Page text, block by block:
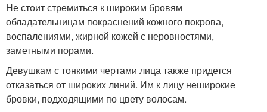
Не стоит стремиться к широким бровям
обладательницам покраснений кожного покрова,
воспалениями, жирной кожей с неровностями,
заметными порами.
Девушкам с тонкими чертами лица также придется
отказаться от широких линий. Им к лицу неширокие
бровки, подходящими по цвету волосам.